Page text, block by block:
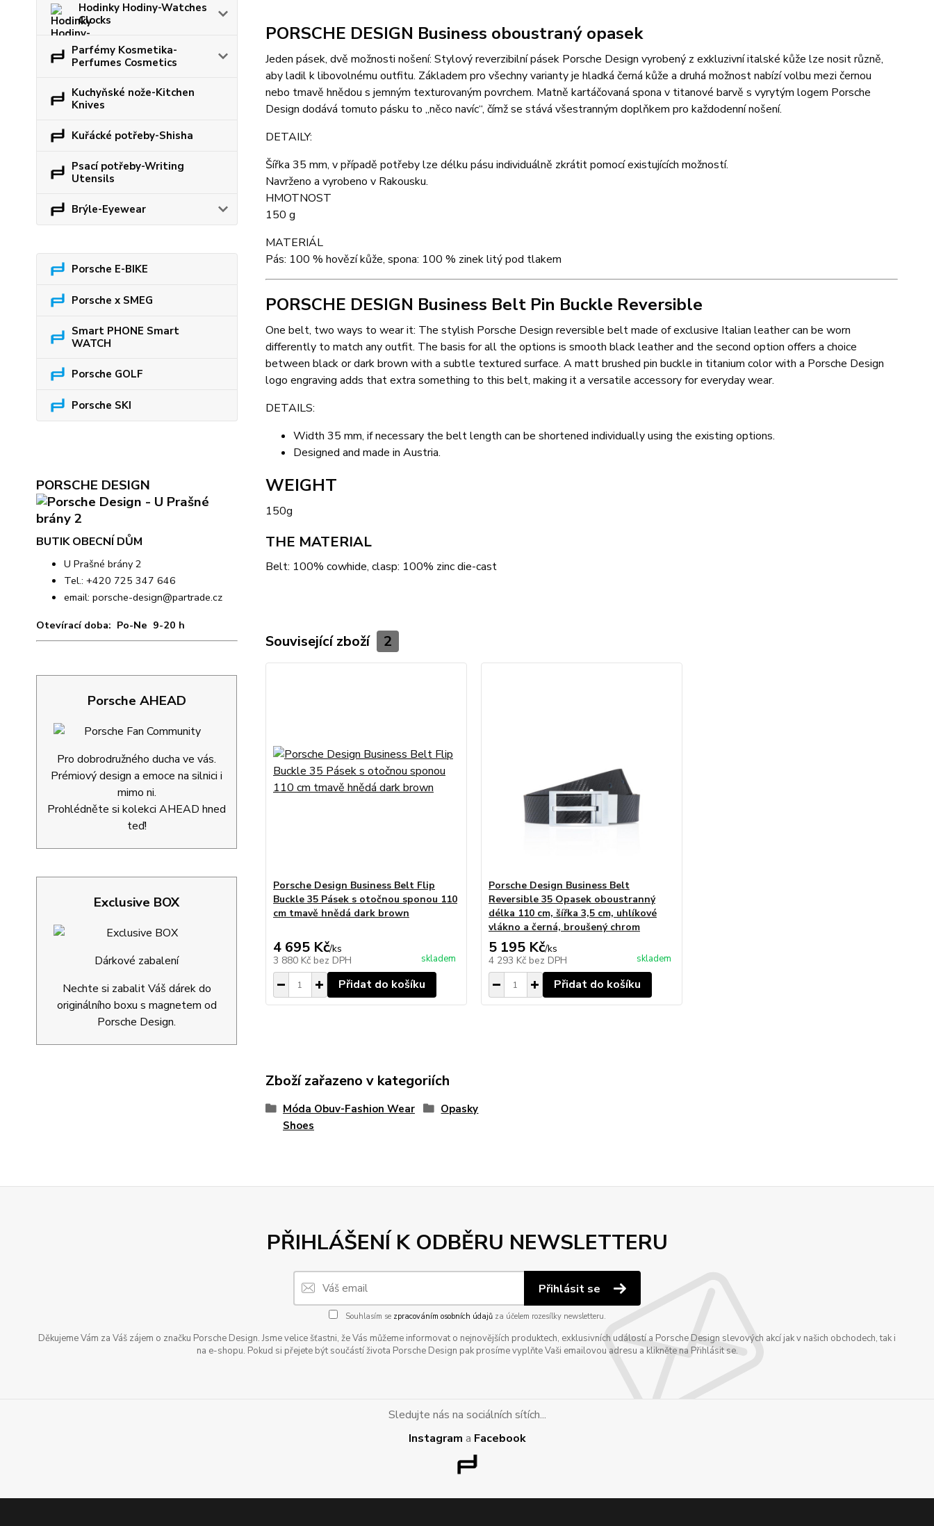
Hodinky Hodiny-Watches
Clocks
Parfémy Kosmetika-
Perfumes Cosmetics
Kuchyňské nože-Kitchen
Knives
Kuřácké potřeby-Shisha
Psací potřeby-Writing
Utensils
Brýle-Eyewear
Porsche E-BIKE
Porsche x SMEG
Smart PHONE Smart
WATCH
Porsche GOLF
Porsche SKI
PORSCHE DESIGN
BUTIK OBECNÍ DŮM
U Prašné brány 2
Tel.: +420 725 347 646
email: porsche-design@partrade.cz
Otevírací doba: Po-Ne 9-20 h
Porsche AHEAD
Pro dobrodružného ducha ve vás.
Prémiový design a emoce na silnici i
mimo ni.
Prohlédněte si kolekci AHEAD hned
teď!
Exclusive BOX
Dárkové zabalení
Nechte si zabalit Váš dárek do
originálního boxu s magnetem od
Porsche Design.
PORSCHE DESIGN Business oboustraný opasek
Jeden pásek, dvě možnosti nošení: Stylový reverzibilní pásek Porsche Design vyrobený z exkluzivní italské kůže lze nosit různě,
aby ladil k libovolnému outfitu. Základem pro všechny varianty je hladká černá kůže a druhá možnost nabízí volbu mezi černou
nebo tmavě hnědou s jemným texturovaným povrchem. Matně kartáčovaná spona v titanové barvě s vyrytým logem Porsche
Design dodává tomuto pásku to „něco navíc“, čímž se stává všestranným doplňkem pro každodenní nošení.
DETAILY:
Šířka 35 mm, v případě potřeby lze délku pásu individuálně zkrátit pomocí existujících možností.
Navrženo a vyrobeno v Rakousku.
HMOTNOST
150 g
MATERIÁL
Pás: 100 % hovězí kůže, spona: 100 % zinek litý pod tlakem
PORSCHE DESIGN Business Belt Pin Buckle Reversible
One belt, two ways to wear it: The stylish Porsche Design reversible belt made of exclusive Italian leather can be worn
differently to match any outfit. The basis for all the options is smooth black leather and the second option offers a choice
between black or dark brown with a subtle textured surface. A matt brushed pin buckle in titanium color with a Porsche Design
logo engraving adds that extra something to this belt, making it a versatile accessory for everyday wear.
DETAILS:
Width 35 mm, if necessary the belt length can be shortened individually using the existing options.
Designed and made in Austria.
WEIGHT
150g
THE MATERIAL
Belt: 100% cowhide, clasp: 100% zinc die-cast
Související zboží 2
Porsche Design Business Belt Flip
Buckle 35 Pásek s otočnou sponou 110
cm tmavě hnědá dark brown
4 695 Kč/ks
3 880 Kč bez DPH skladem
Přidat do košíku
Porsche Design Business Belt
Reversible 35 Opasek oboustranný
délka 110 cm, šířka 3,5 cm, uhlíkové
vlákno a černá, broušený chrom
5 195 Kč/ks
4 293 Kč bez DPH skladem
Přidat do košíku
Zboží zařazeno v kategoriích
Móda Obuv-Fashion Wear
Shoes
Opasky
PŘIHLÁŠENÍ K ODBĚRU NEWSLETTERU
Přihlásit se
Souhlasím se zpracováním osobních údajůza účelem rozesílky newsletteru.
Děkujeme Vám za Váš zájem o značku Porsche Design. Jsme velice šťastni, že Vás můžeme informovat o nejnovějších produktech, exklusivních událostí a Porsche Design slevových akcí jak v našich obchodech, tak i
na e-shopu. Pokud si přejete být součástí života Porsche Design pak prosíme vyplňte Vaši emailovou adresu a klikněte na Přihlásit se.
Sledujte nás na sociálních sítích...
Instagram a Facebook